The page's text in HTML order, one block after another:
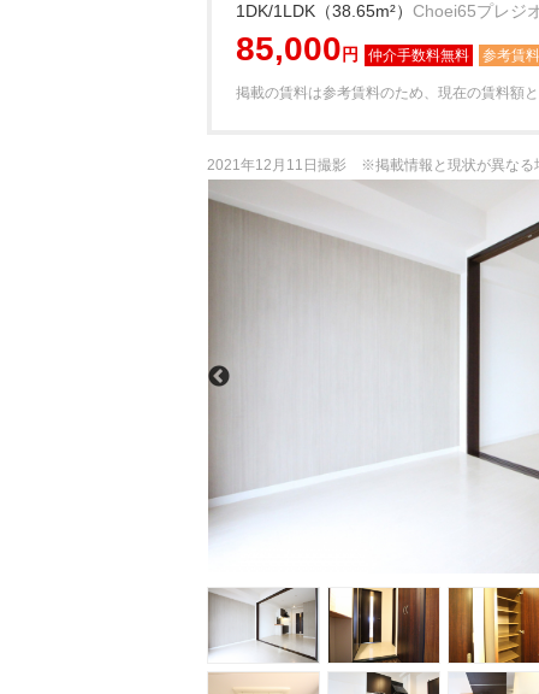
1DK/1LDK（38.65m²） Choei65プレジ
85,000 円 参考賃料
掲載の賃料は参考賃料のため、現在の賃料額
2021年12月11日撮影 ※掲載情報と現状が異なる